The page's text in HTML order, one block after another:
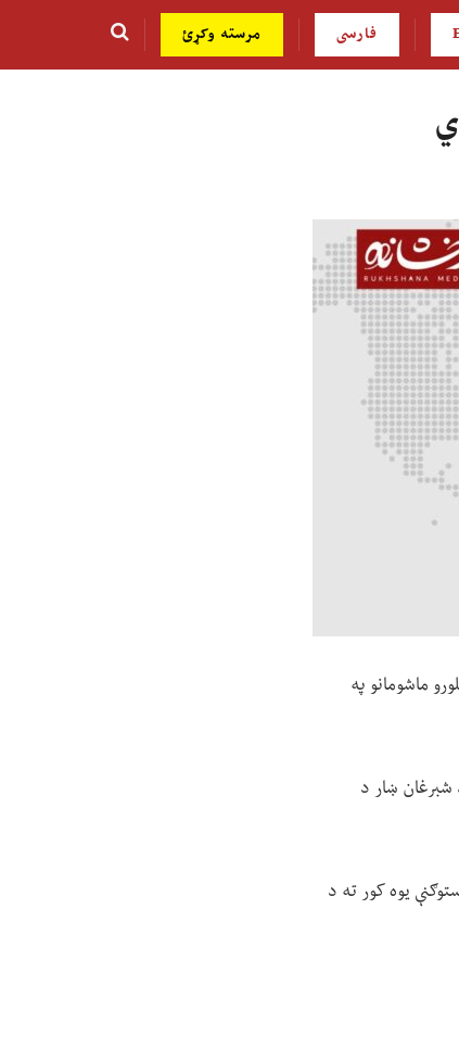
فارسی مرسته وکړئ
ماشومانو په
ویلي، دا پېښه (د غوايي ۲۴ مه) د پنشنبې په شپه ۱۲ بجې د شبرغان ښار د
یوه کور ته د